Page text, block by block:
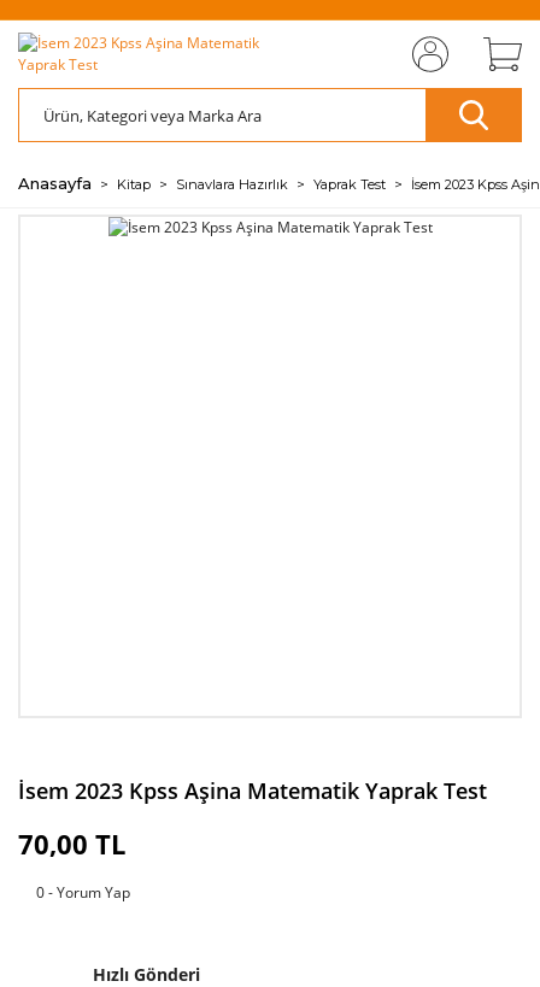
🖱️
KARGO
📦
AZ
ÖDE
💰
ZİYARET EDİN
KARGO
AZ
ÖDE
💰
Anasayfa Kitap Sınavlara Hazırlık Yaprak Test İsem 2023 Kpss
İsem 2023 Kpss Aşina Matematik Yaprak Test
70,00 TL
0 - Yorum Yap
Hızlı Gönderi